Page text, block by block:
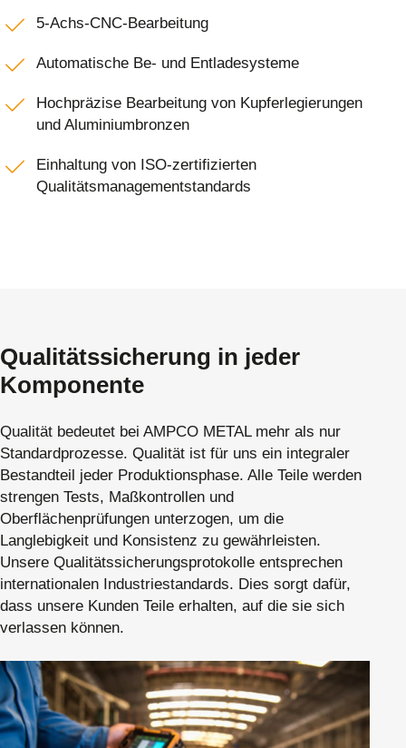
5-Achs-CNC-Bearbeitung
Automatische Be- und Entladesysteme
Hochpräzise Bearbeitung von Kupferlegierungen
und Aluminiumbronzen
Einhaltung von ISO-zertifizierten
Qualitätsmanagementstandards
Qualitätssicherung in jeder
Komponente
Qualität bedeutet bei AMPCO METAL mehr als nur
Standardprozesse. Qualität ist für uns ein integraler
Bestandteil jeder Produktionsphase. Alle Teile werden
strengen Tests, Maßkontrollen und
Oberflächenprüfungen unterzogen, um die
Langlebigkeit und Konsistenz zu gewährleisten.
Unsere Qualitätssicherungsprotokolle entsprechen
internationalen Industriestandards. Dies sorgt dafür,
dass unsere Kunden Teile erhalten, auf die sie sich
verlassen können.